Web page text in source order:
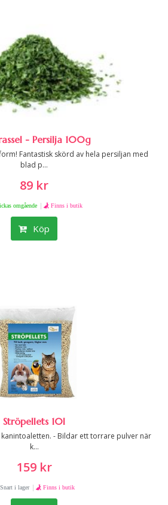
- Persilja 100g
Fantastisk skörd av hela persiljan med
blad p...
89 kr
omgående | Finns i butik
Köp
Ströpellets 10l
- Bildar ett torrare pulver när
k...
159 kr
i lager | Finns i butik